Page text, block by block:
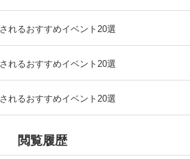
れるおすすめイベント20選
れるおすすめイベント20選
れるおすすめイベント20選
閲覧履歴